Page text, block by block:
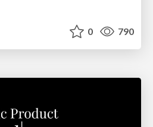
0 790